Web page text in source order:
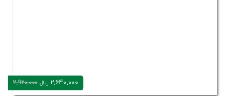
2,640,000 ریال 2,920,000